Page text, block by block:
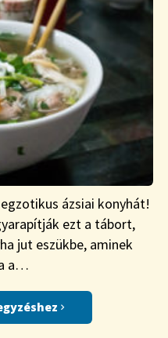
ázsiai konyhát!
ezt a tábort,
jut eszükbe, aminek
a…